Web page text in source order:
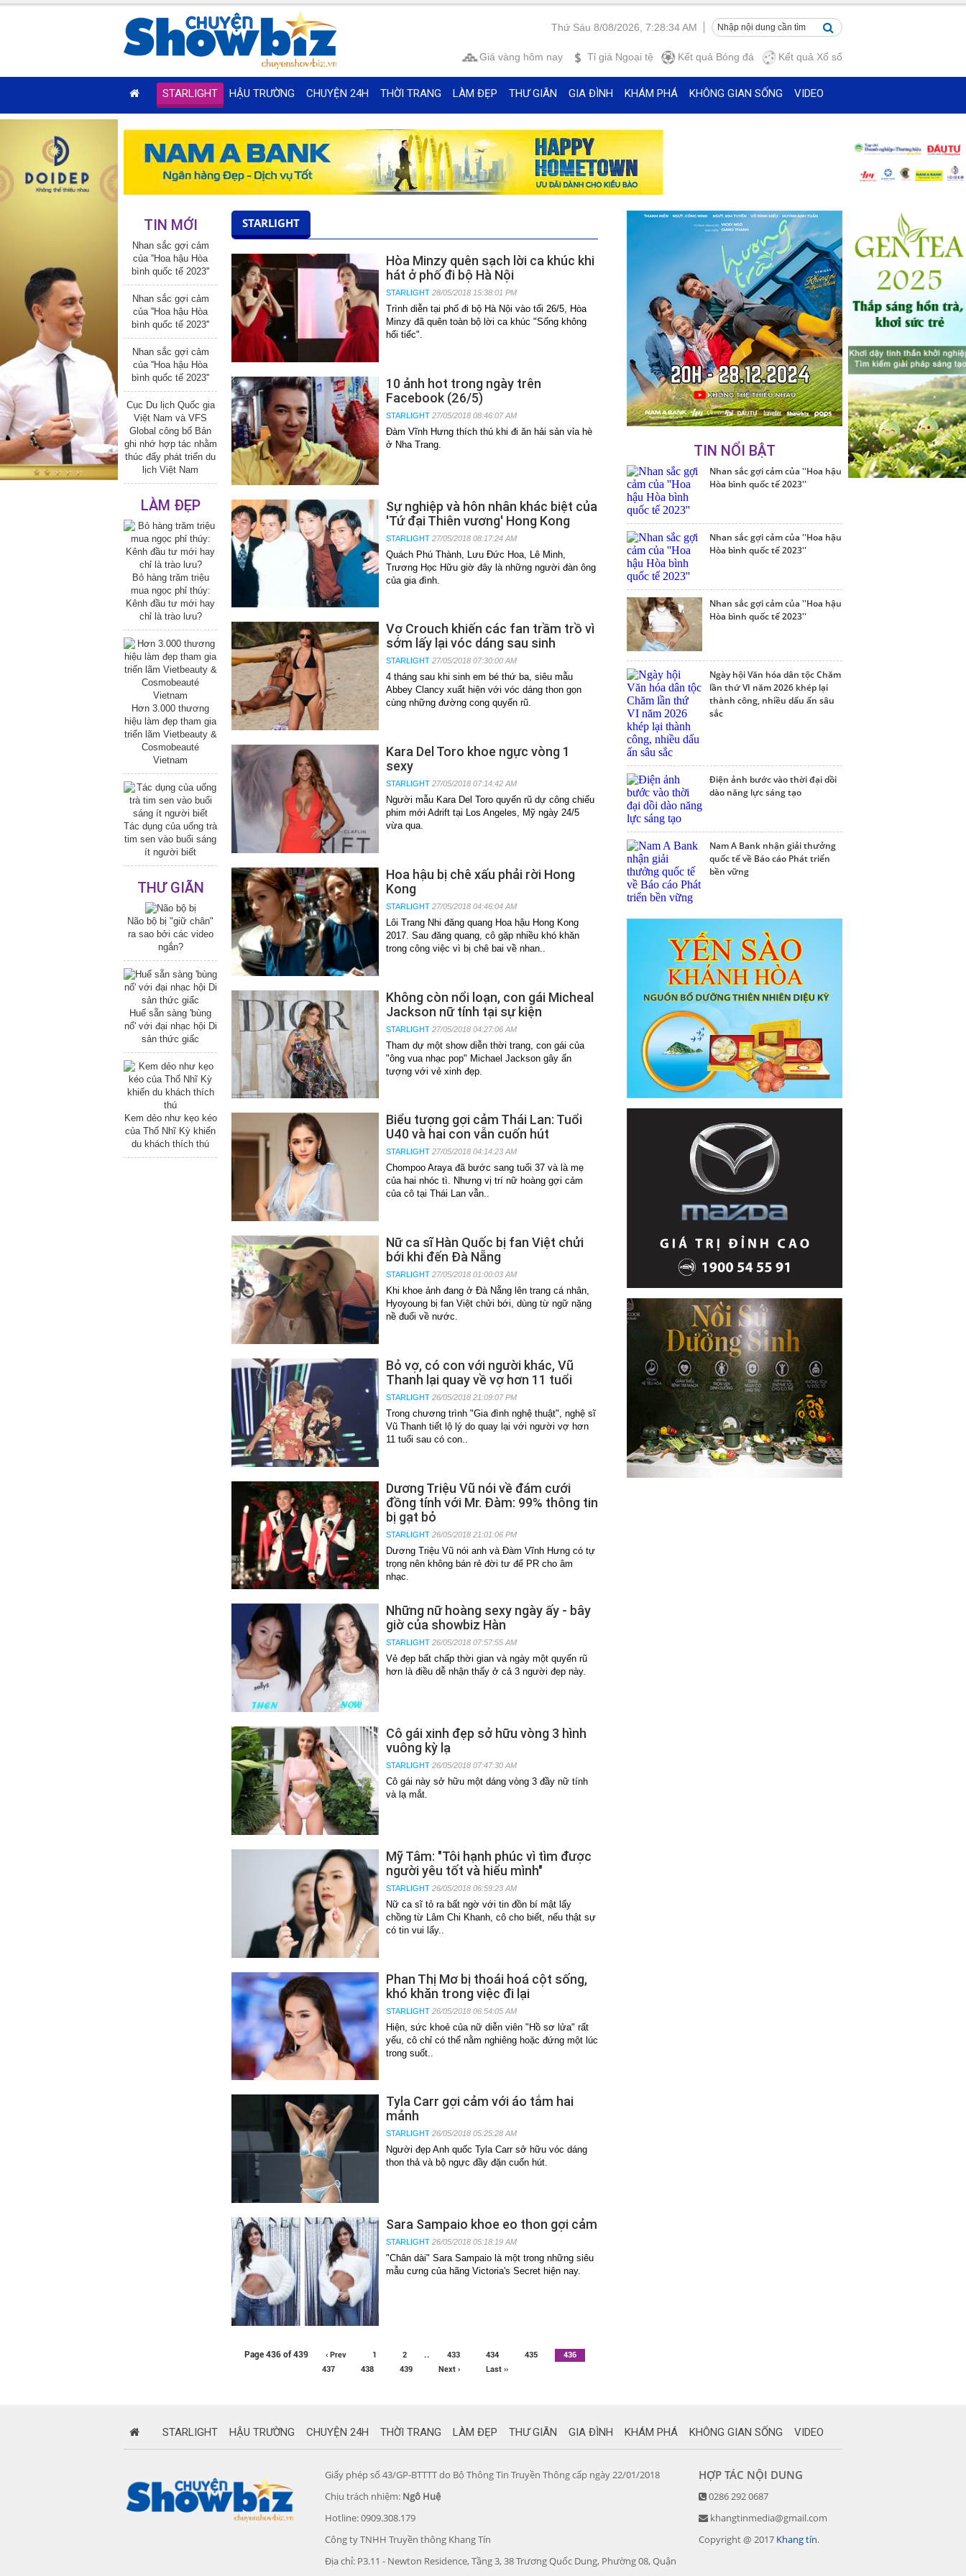
Thứ Sáu 8/08/2026, 7:28:35 AM
Kết quả Xổ số
Kết quả Bóng đá
Tỉ giá Ngoại tệ
Giá vàng hôm nay
STARLIGHT HẬU TRƯỜNG CHUYỆN 24H THỜI TRANG LÀM ĐẸP THƯ GIÃN GIA ĐÌNH KHÁM PHÁ KHÔNG GIAN SỐNG VIDEO
TIN MỚI
Nhan sắc gợi cảm
của ''Hoa hậu Hòa
bình quốc tế 2023''
Nhan sắc gợi cảm
của ''Hoa hậu Hòa
bình quốc tế 2023''
Nhan sắc gợi cảm
của ''Hoa hậu Hòa
bình quốc tế 2023''
Cục Du lịch Quốc gia
Việt Nam và VFS
Global công bố Bản
ghi nhớ hợp tác nhằm
thúc đẩy phát triển du
lịch Việt Nam
LÀM ĐẸP
Bỏ hàng trăm triệu
mua ngọc phỉ thúy:
Kênh đầu tư mới hay
chỉ là trào lưu?
Hơn 3.000 thương
hiệu làm đẹp tham gia
triển lãm Vietbeauty &
Cosmobeauté
Vietnam
Tác dụng của uống trà
tim sen vào buổi sáng
ít người biết
THƯ GIÃN
Não bộ bị "giữ chân"
ra sao bởi các video
ngắn?
Huế sẵn sàng 'bùng
nổ' với đại nhạc hội Di
sản thức giấc
Kem dẻo như kẹo kéo
của Thổ Nhĩ Kỳ khiến
du khách thích thú
STARLIGHT
Hòa Minzy quên sạch lời ca khúc khi
hát ở phố đi bộ Hà Nội
STARLIGHT 28/05/2018 15:38:01 PM
Trình diễn tại phố đi bộ Hà Nội vào tối 26/5, Hòa
Minzy đã quên toàn bộ lời ca khúc "Sống không
hối tiếc".
10 ảnh hot trong ngày trên
Facebook (26/5)
STARLIGHT 27/05/2018 08:46:07 AM
Đàm Vĩnh Hưng thích thú khi đi ăn hải sản vỉa hè
ở Nha Trang.
Sự nghiệp và hôn nhân khác biệt của
'Tứ đại Thiên vương' Hong Kong
STARLIGHT 27/05/2018 08:17:24 AM
Quách Phú Thành, Lưu Đức Hoa, Lê Minh,
Trương Học Hữu giờ đây là những người đàn ông
của gia đình.
Vợ Crouch khiến các fan trầm trồ vì
sớm lấy lại vóc dáng sau sinh
STARLIGHT 27/05/2018 07:30:00 AM
4 tháng sau khi sinh em bé thứ ba, siêu mẫu
Abbey Clancy xuất hiện với vóc dáng thon gọn
cùng những đường cong quyến rũ.
Kara Del Toro khoe ngực vòng 1
sexy
STARLIGHT 27/05/2018 07:14:42 AM
Người mẫu Kara Del Toro quyến rũ dự công chiếu
phim mới Adrift tại Los Angeles, Mỹ ngày 24/5
vừa qua.
Hoa hậu bị chê xấu phải rời Hong
Kong
STARLIGHT 27/05/2018 04:46:04 AM
Lôi Trang Nhi đăng quang Hoa hậu Hong Kong
2017. Sau đăng quang, cô gặp nhiều khó khăn
trong công việc vì bị chê bai về nhan..
Không còn nổi loạn, con gái Micheal
Jackson nữ tính tại sự kiện
STARLIGHT 27/05/2018 04:27:06 AM
Tham dự một show diễn thời trang, con gái của
"ông vua nhạc pop" Michael Jackson gây ấn
tượng với vẻ xinh đẹp.
Biểu tượng gợi cảm Thái Lan: Tuổi
U40 và hai con vẫn cuốn hút
STARLIGHT 27/05/2018 04:14:23 AM
Chompoo Araya đã bước sang tuổi 37 và là mẹ
của hai nhóc tì. Nhưng vị trí nữ hoàng gợi cảm
của cô tại Thái Lan vẫn..
Nữ ca sĩ Hàn Quốc bị fan Việt chửi
bới khi đến Đà Nẵng
STARLIGHT 27/05/2018 01:00:03 AM
Khi khoe ảnh đang ở Đà Nẵng lên trang cá nhân,
Hyoyoung bị fan Việt chửi bới, dùng từ ngữ nặng
nề đuổi về nước.
Bỏ vợ, có con với người khác, Vũ
Thanh lại quay về vợ hơn 11 tuổi
STARLIGHT 26/05/2018 21:09:07 PM
Trong chương trình "Gia đình nghệ thuật", nghệ sĩ
Vũ Thanh tiết lộ lý do quay lại với người vợ hơn
11 tuổi sau có con..
Dương Triệu Vũ nói về đám cưới
đồng tính với Mr. Đàm: 99% thông tin
bị gạt bỏ
STARLIGHT 26/05/2018 21:01:06 PM
Dương Triệu Vũ nói anh và Đàm Vĩnh Hưng có tự
trọng nên không bán rẻ đời tư để PR cho âm
nhạc.
Những nữ hoàng sexy ngày ấy - bây
giờ của showbiz Hàn
STARLIGHT 26/05/2018 07:57:55 AM
Vẻ đẹp bất chấp thời gian và ngày một quyến rũ
hơn là điều dễ nhận thấy ở cả 3 người đẹp này.
Cô gái xinh đẹp sở hữu vòng 3 hình
vuông kỳ lạ
STARLIGHT 26/05/2018 07:47:30 AM
Cô gái này sở hữu một dáng vòng 3 đầy nữ tính
và lạ mắt.
Mỹ Tâm: "Tôi hạnh phúc vì tìm được
người yêu tốt và hiểu mình"
STARLIGHT 26/05/2018 06:59:23 AM
Nữ ca sĩ tỏ ra bất ngờ với tin đồn bí mật lấy
chồng từ Lâm Chi Khanh, cô cho biết, nếu thật sự
có tin vui lấy..
Phan Thị Mơ bị thoái hoá cột sống,
khó khăn trong việc đi lại
STARLIGHT 26/05/2018 06:54:05 AM
Hiện, sức khoẻ của nữ diễn viên "Hồ sơ lửa" rất
yếu, cô chỉ có thể nằm nghiêng hoặc đứng một lúc
trong suốt..
Tyla Carr gợi cảm với áo tắm hai
mảnh
STARLIGHT 26/05/2018 05:25:28 AM
Người đẹp Anh quốc Tyla Carr sở hữu vóc dáng
thon thả và bộ ngực đầy đặn cuốn hút.
Sara Sampaio khoe eo thon gợi cảm
STARLIGHT 26/05/2018 05:18:19 AM
"Chân dài" Sara Sampaio là một trong những siêu
mẫu cưng của hãng Victoria's Secret hiện nay.
Page 436 of 439 ‹ Prev 1 2 .. 433 434 435
436
437
438 439 Next › Last ››
TIN NỔI BẬT
Nhan sắc gợi cảm của ''Hoa hậu
Hòa bình quốc tế 2023''
Nhan sắc gợi cảm của ''Hoa hậu
Hòa bình quốc tế 2023''
Nhan sắc gợi cảm của ''Hoa hậu
Hòa bình quốc tế 2023''
Ngày hội Văn hóa dân tộc Chăm
lần thứ VI năm 2026 khép lại
thành công, nhiều dấu ấn sâu
sắc
Điện ảnh bước vào thời đại dồi
dào năng lực sáng tạo
Nam A Bank nhận giải thưởng
quốc tế về Báo cáo Phát triển
bền vững
STARLIGHT HẬU TRƯỜNG CHUYỆN 24H THỜI TRANG LÀM ĐẸP THƯ GIÃN GIA ĐÌNH KHÁM PHÁ KHÔNG GIAN SỐNG VIDEO
Giấy phép số 43/GP-BTTTT do Bộ Thông Tin Truyền Thông cấp ngày 22/01/2018
Chịu trách nhiệm: Ngô Huệ
Hotline: 0909.308.179
Công ty TNHH Truyền thông Khang Tín
Địa chỉ: P3.11 - Newton Residence, Tầng 3, 38 Trương Quốc Dung, Phường 08, Quận
HỢP TÁC NỘI DUNG
0286 292 0687
khangtinmedia@gmail.com
Copyright @ 2017 Khang tín.